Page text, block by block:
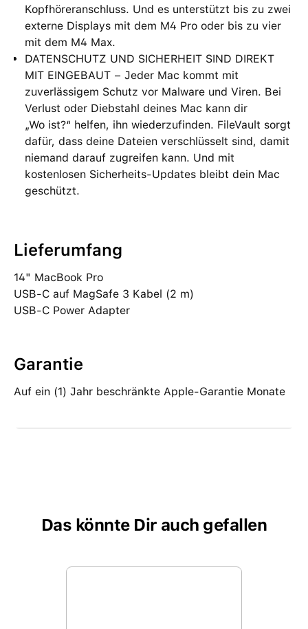
Kopfhöreranschluss. Und es unterstützt bis zu zwei
externe Displays mit dem M4 Pro oder bis zu vier
mit dem M4 Max.
DATENSCHUTZ UND SICHERHEIT SIND DIREKT
MIT EINGEBAUT − Jeder Mac kommt mit
zuverlässigem Schutz vor Malware und Viren. Bei
Verlust oder Diebstahl deines Mac kann dir
„Wo ist?“ helfen, ihn wiederzufinden. FileVault sorgt
dafür, dass deine Dateien verschlüsselt sind, damit
niemand darauf zugreifen kann. Und mit
kostenlosen Sicherheits-Updates bleibt dein Mac
geschützt.
Lieferumfang
14" MacBook Pro
USB‑C auf MagSafe 3 Kabel (2 m)
USB‑C Power Adapter
Garantie
Auf ein (1) Jahr beschränkte Apple-Garantie Monate
Das könnte Dir auch gefallen
Produktgalerie überspringen